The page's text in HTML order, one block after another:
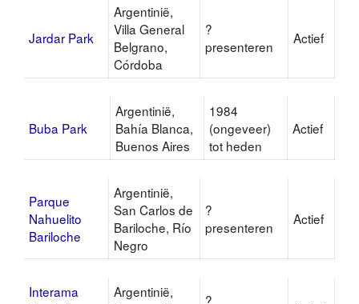
Jardar Park
Argentinië,
Villa General
Belgrano,
Córdoba
?
presenteren
Actief
Buba Park
Argentinië,
Bahía Blanca,
Buenos Aires
1984
(ongeveer)
tot heden
Actief
Parque
Nahuelito
Bariloche
Argentinië,
San Carlos de
Bariloche, Río
Negro
?
presenteren
Actief
Interama
Argentinië,
?